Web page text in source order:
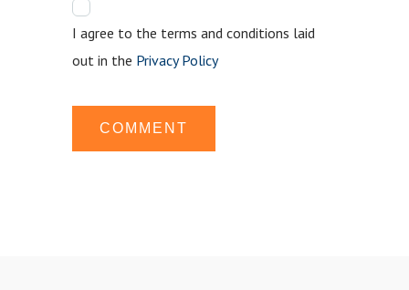
I agree to the terms and conditions laid
out in the Privacy Policy